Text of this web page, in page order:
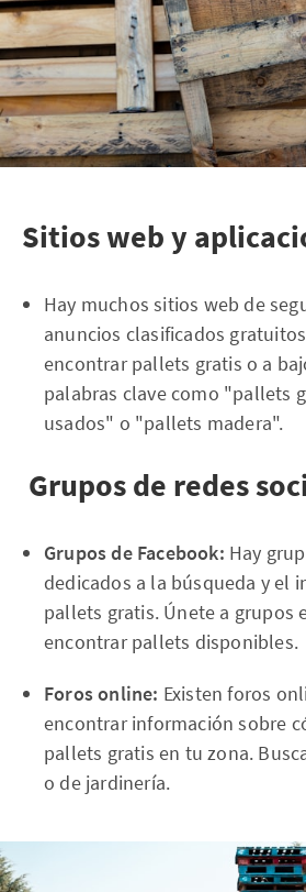
Sitios web y
Hay muchos sitios web de
anuncios clasificados
encontrar pallets gratis o a
palabras clave como "pallets
usados" o "pallets madera".
Grupos de redes
Grupos de Facebook: Hay
dedicados a la búsqueda y el
pallets gratis. Únete a grupos
encontrar pallets disponibles.
Foros online: Existen foros
encontrar información sobre
pallets gratis en tu zona.
o de jardinería.